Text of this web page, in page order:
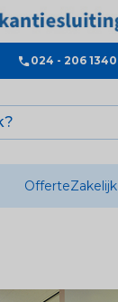
024 - 206 1340
OfferteZakelijk